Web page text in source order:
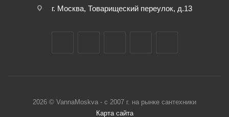
г. Москва, Товарищеский переулок, д.13
2026 © VannaMoskva - с 2007 г. на рынке сантехники
Карта сайта